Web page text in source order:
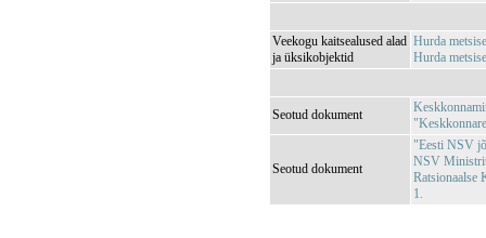
Veekogu kaitsealused alad
ja üksikobjektid
Hurda
Hurda
Seotud dokument
Seotud dokument
"Eesti NSV
NSV
Ratsionaalse
1.